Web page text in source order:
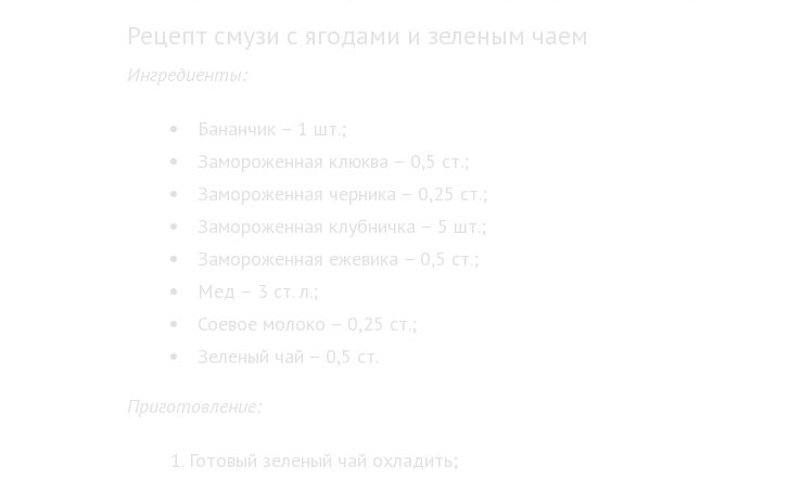
Рецепт смузи с ягодами и зеленым чаем
Ингредиенты:
Бананчик – 1 шт.;
Замороженная клюква – 0,5 ст.;
Замороженная черника – 0,25 ст.;
Замороженная клубничка – 5 шт.;
Замороженная ежевика – 0,5 ст.;
Мед – 3 ст. л.;
Соевое молоко – 0,25 ст.;
Зеленый чай – 0,5 ст.
Приготовление:
Готовый зеленый чай охладить;